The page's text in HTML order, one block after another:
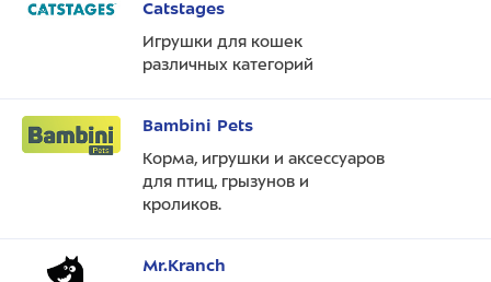
Catstages
Игрушки для кошек
различных категорий
Bambini Pets
Корма, игрушки и аксессуаров
для птиц, грызунов и
кроликов.
Mr.Kranch